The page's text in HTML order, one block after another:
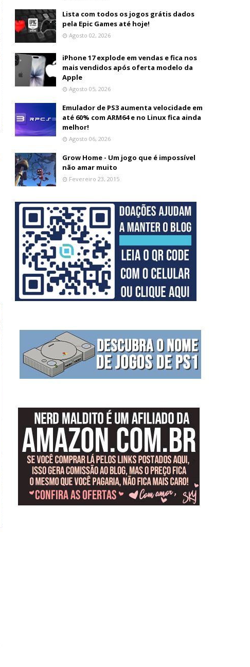
Lista com todos os jogos grátis dados
pela Epic Games até hoje!
Agosto 02, 2026
iPhone 17 explode em vendas e fica nos
mais vendidos após oferta modelo da
Apple
Agosto 05, 2026
Emulador de PS3 aumenta velocidade em
até 60% com ARM64 e no Linux fica ainda
melhor!
Agosto 06, 2026
Grow Home - Um jogo que é impossível
não amar muito
Fevereiro 23, 2015